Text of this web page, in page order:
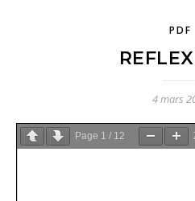
PDF
4 mars
Page 1 / 12